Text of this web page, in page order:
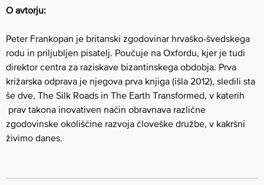
O avtorju:
Peter Frankopan je britanski zgodovinar hrvaško-švedskega
rodu in priljubljen pisatelj. Poučuje na Oxfordu, kjer je tudi
direktor centra za raziskave bizantinskega obdobja. Prva
križarska odprava je njegova prva knjiga (išla 2012), sledili sta
še dve, The Silk Roads in The Earth Transformed, v katerih
prav takona inovativen način obravnava različne
zgodovinske okoliščine razvoja človeške družbe, v kakršni
živimo danes.